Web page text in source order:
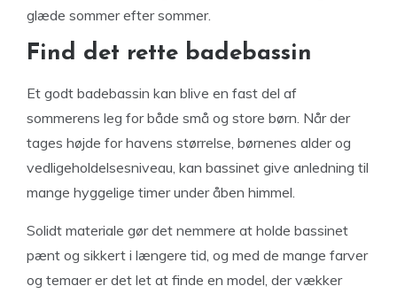
glæde sommer efter sommer.
Find det rette badebassin
Et godt badebassin kan blive en fast del af
sommerens leg for både små og store børn. Når der
tages højde for havens størrelse, børnenes alder og
vedligeholdelsesniveau, kan bassinet give anledning til
mange hyggelige timer under åben himmel.
Solidt materiale gør det nemmere at holde bassinet
pænt og sikkert i længere tid, og med de mange farver
og temaer er det let at finde en model, der vækker